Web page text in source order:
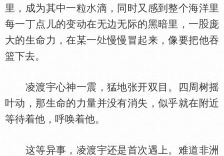
里，成为其中一粒
滴，同时又感到整个海洋里
每一丁点儿的变动在无边无际的黑暗里，一
庞
大的生命力，在某一
慢慢冒起来，像要把他吞
篮下去。
凌渡宇心神一震，猛地张开双目。四周树摇
叶动，那生命的力量并没有消失，似乎就在附近
等待着他，呼唤着他。
这等异事，凌渡宇还是首次遇上。难道非洲